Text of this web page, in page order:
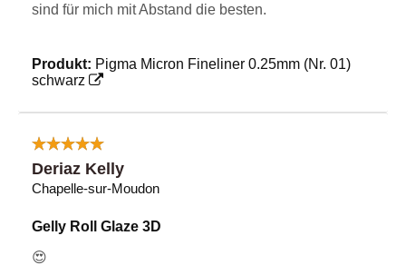
sind für mich mit Abstand die besten.
Produkt: Pigma Micron Fineliner 0.25mm (Nr. 01)
schwarz
Deriaz Kelly
Chapelle-sur-Moudon
Gelly Roll Glaze 3D
😍